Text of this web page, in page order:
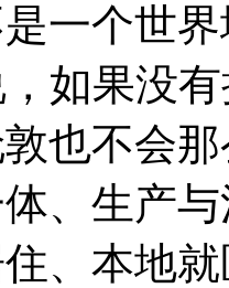
一个世
如果没有
也不会
、生产
、本地